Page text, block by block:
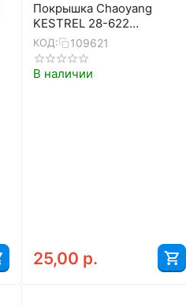
Покрышка Chaoyang
KESTREL 28-622
(700x28C), H-481
КОД: 109621
В наличии
25,00 р.